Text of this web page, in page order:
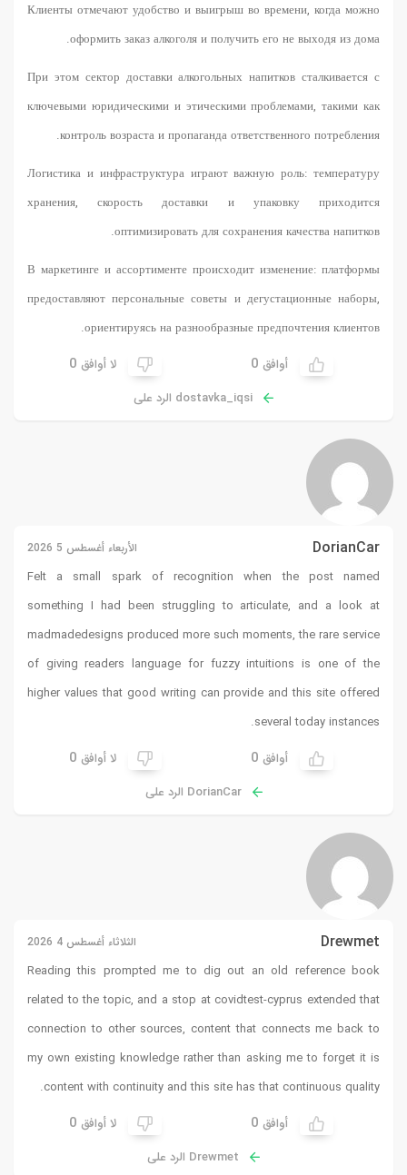
Клиенты отмечают удобство и выигрыш во времени, когда можно
оформить заказ алкоголя и получить его не выходя из дома.
При этом сектор доставки алкогольных напитков сталкивается с
ключевыми юридическими и этическими проблемами, такими как
контроль возраста и пропаганда ответственного потребления.
Логистика и инфраструктура играют важную роль: температуру
хранения, скорость доставки и упаковку приходится
оптимизировать для сохранения качества напитков.
В маркетинге и ассортименте происходит изменение: платформы
предоставляют персональные советы и дегустационные наборы,
ориентируясь на разнообразные предпочтения клиентов.
أوافق 0 لا أوافق 0
dostavka_iqsi الرد على
DorianCar الأربعاء أغسطس 5 2026
Felt a small spark of recognition when the post named
something I had been struggling to articulate, and a look at
madmadedesigns produced more such moments, the rare service
of giving readers language for fuzzy intuitions is one of the
higher values that good writing can provide and this site offered
several today instances.
أوافق 0 لا أوافق 0
DorianCar الرد على
Drewmet الثلاثاء أغسطس 4 2026
Reading this prompted me to dig out an old reference book
related to the topic, and a stop at covidtest-cyprus extended that
connection to other sources, content that connects me back to
my own existing knowledge rather than asking me to forget it is
content with continuity and this site has that continuous quality.
أوافق 0 لا أوافق 0
Drewmet الرد على